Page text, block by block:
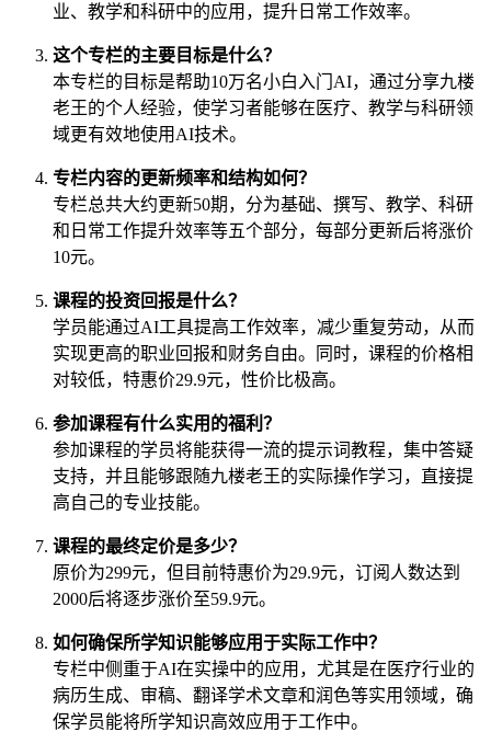
业、教学和科研中的应用，提升日常工作效率。
这个专栏的主要目标是什么？
本专栏的目标是帮助10万名小白入门AI，通过分享九楼
老王的个人经验，使学习者能够在医疗、教学与科研领
域更有效地使用AI技术。
专栏内容的更新频率和结构如何？
专栏总共大约更新50期，分为基础、撰写、教学、科研
和日常工作提升效率等五个部分，每部分更新后将涨价
10元。
课程的投资回报是什么？
学员能通过AI工具提高工作效率，减少重复劳动，从而
实现更高的职业回报和财务自由。同时，课程的价格相
对较低，特惠价29.9元，性价比极高。
参加课程有什么实用的福利？
参加课程的学员将能获得一流的提示词教程，集中答疑
支持，并且能够跟随九楼老王的实际操作学习，直接提
高自己的专业技能。
课程的最终定价是多少？
原价为299元，但目前特惠价为29.9元，订阅人数达到
2000后将逐步涨价至59.9元。
如何确保所学知识能够应用于实际工作中？
专栏中侧重于AI在实操中的应用，尤其是在医疗行业的
病历生成、审稿、翻译学术文章和润色等实用领域，确
保学员能将所学知识高效应用于工作中。